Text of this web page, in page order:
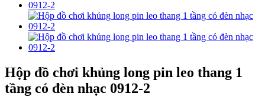
Hộp đồ chơi khủng long pin leo thang 1
tầng có đèn nhạc 0912-2